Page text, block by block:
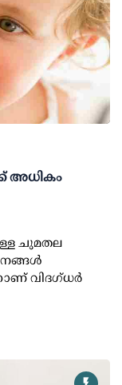
അധികം
ചുമതല
വിദഗ്ധര്‍